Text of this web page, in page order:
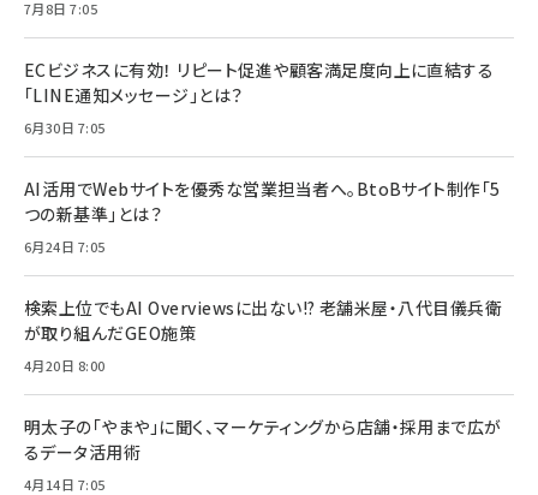
7月8日 7:05
ECビジネスに有効！ リピート促進や顧客満足度向上に直結する
「LINE通知メッセージ」とは？
6月30日 7:05
AI活用でWebサイトを優秀な営業担当者へ。BtoBサイト制作「5
つの新基準」とは？
6月24日 7:05
検索上位でもAI Overviewsに出ない!? 老舗米屋・八代目儀兵衛
が取り組んだGEO施策
4月20日 8:00
明太子の「やまや」に聞く、マーケティングから店舗・採用まで広が
るデータ活用術
4月14日 7:05